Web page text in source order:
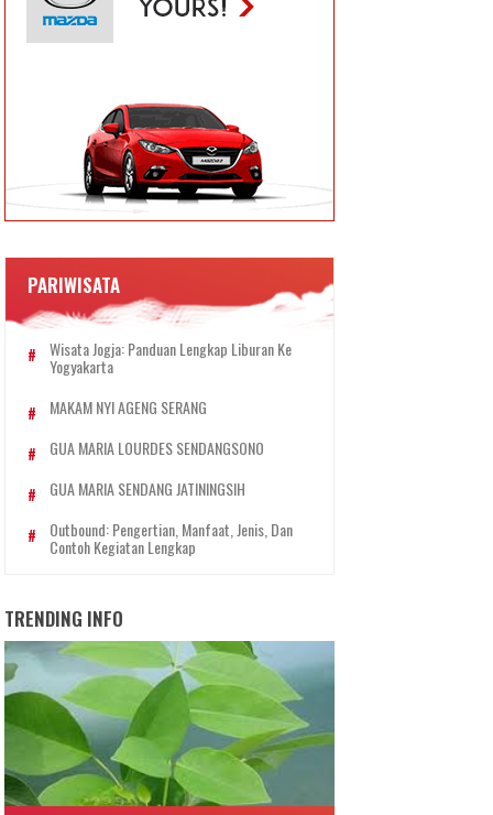
PARIWISATA
Wisata Jogja: Panduan Lengkap Liburan Ke
Yogyakarta
MAKAM NYI AGENG SERANG
GUA MARIA LOURDES SENDANGSONO
GUA MARIA SENDANG JATININGSIH
Outbound: Pengertian, Manfaat, Jenis, Dan
Contoh Kegiatan Lengkap
TRENDING INFO